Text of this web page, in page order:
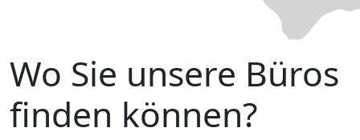
Wo Sie unsere Büros
finden können?